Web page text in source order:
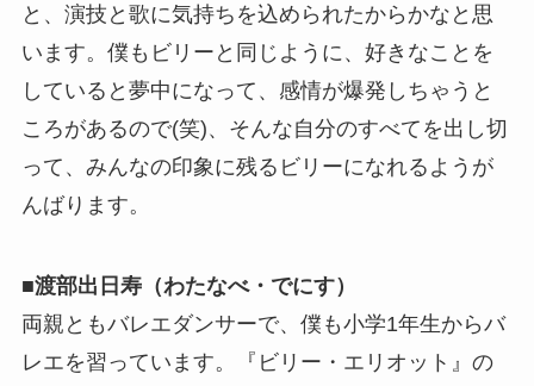
と、演技と歌に気持ちを込められたからかなと思
います。僕もビリーと同じように、好きなことを
していると夢中になって、感情が爆発しちゃうと
ころがあるので(笑)、そんな自分のすべてを出し切
って、みんなの印象に残るビリーになれるようが
んばります。
■渡部出日寿（わたなべ・でにす）
両親ともバレエダンサーで、僕も小学1年生からバ
レエを習っています。『ビリー・エリオット』の